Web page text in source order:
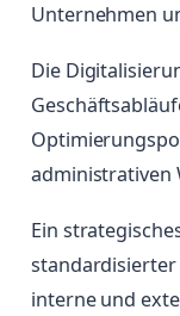
Unternehmen
Die
administrativen
Ein
interne und